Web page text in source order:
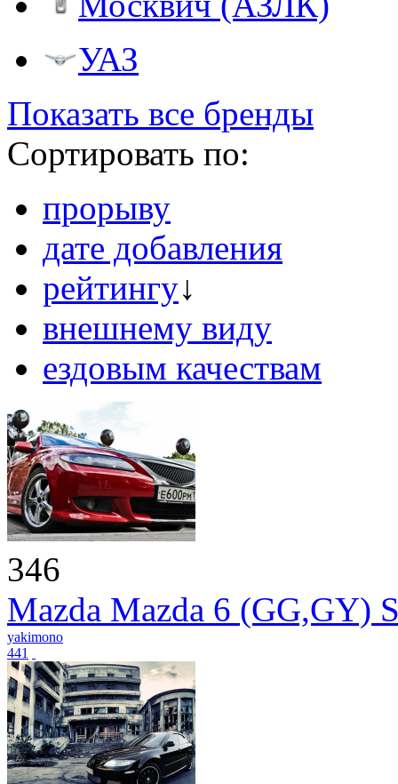
УАЗ
Показать все бренды
Сортировать по:
прорыву
дате добавления
рейтингу↓
внешнему виду
ездовым качествам
346
Mazda Mazda 6 (GG,GY)
yakimono
441